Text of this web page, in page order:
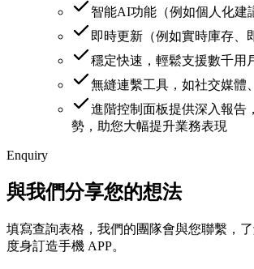
智能AI功能（例如個人化建
即時更新（例如實時庫存、
穩定快速，輕鬆支援數千用
無縫連繫工具，如社交媒體
進階控制面板提供深入報告
勢，助您大幅提升業務表現
Enquiry
與我們分享您的想法
填寫查詢表格，我們的團隊會與您聯繫，
度身訂造手機 APP。